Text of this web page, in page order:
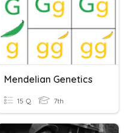
Mendelian Genetics
15 Q 7th